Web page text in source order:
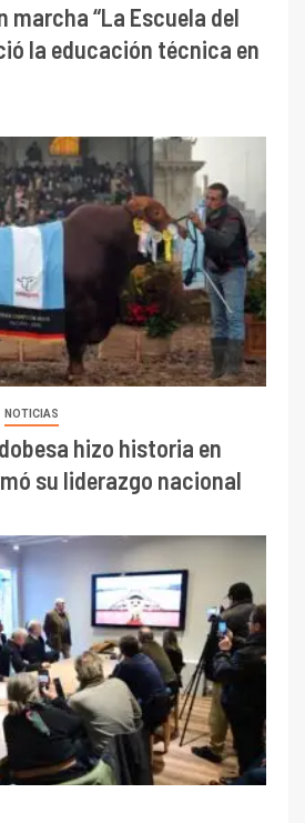
marcha “La Escuela del
la educación técnica en
NOTICIAS
hizo historia en
su liderazgo nacional